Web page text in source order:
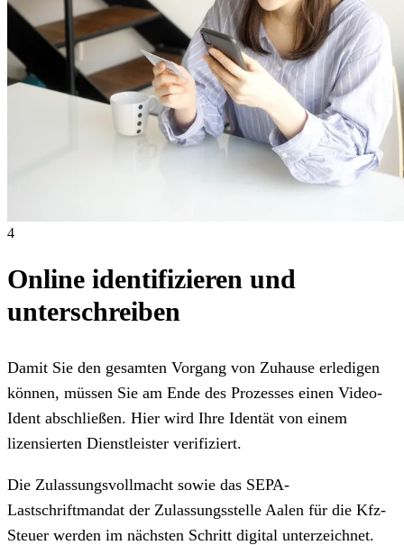
4
Online identifizieren und
unterschreiben
Damit Sie den gesamten Vorgang von Zuhause erledigen
können, müssen Sie am Ende des Prozesses einen Video-
Ident abschließen. Hier wird Ihre Identät von einem
lizensierten Dienstleister verifiziert.
Die Zulassungsvollmacht sowie das SEPA-
Lastschriftmandat der Zulassungsstelle Aalen für die Kfz-
Steuer werden im nächsten Schritt digital unterzeichnet.